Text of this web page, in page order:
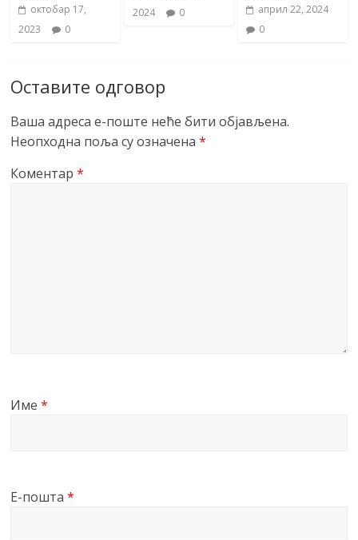
октобар 17,
2023
0
2024
0
април 22, 2024
0
Оставите одговор
Ваша адреса е-поште неће бити објављена.
Неопходна поља су означена*
Коментар*
Име*
Е-пошта*